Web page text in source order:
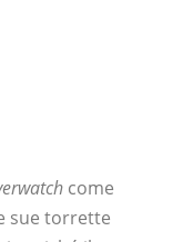
come
sue torrette